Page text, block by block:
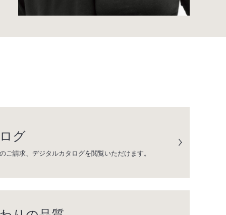
グ
ご請求、デジタルカタログを閲覧いただけます。